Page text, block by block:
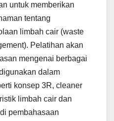
untuk memberikan
tentang
limbah cair (waste
Pelatihan akan
mengenai berbagai
dalam
konsep 3R, cleaner
limbah cair dan
pembahasaan